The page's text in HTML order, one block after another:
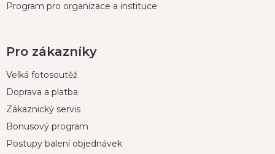
Program pro organizace a instituce
Pro zákazníky
Velká fotosoutěž
Doprava a platba
Zákaznický servis
Bonusový program
Postupy balení objednávek